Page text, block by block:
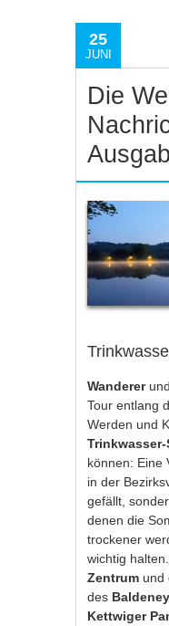
25
JUNI
Die
Wanderer und
Tour entlang
Werden und
können: Eine
in der
gefällt,
denen die
trockener
wichtig
Zentrum und
des
Kettwiger